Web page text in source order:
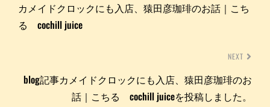
カメイドクロックにも入店、猿田彦珈琲のお話｜こち
る cochill juice
NEXT
blog記事カメイドクロックにも入店、猿田彦珈琲のお
話｜こちる cochill juiceを投稿しました。